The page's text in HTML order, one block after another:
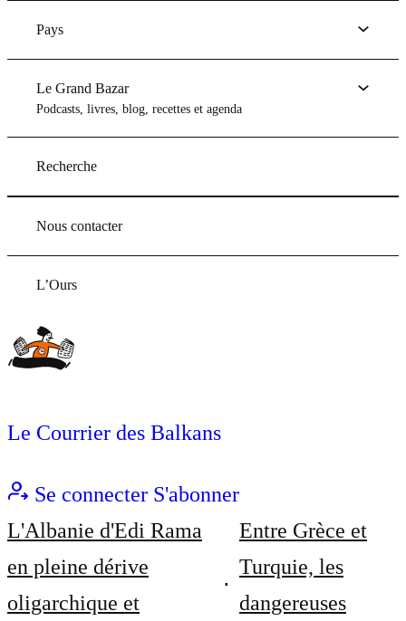
Pays
Le Grand Bazar
Podcasts, livres, blog, recettes et agenda
Recherche
Nous contacter
L’Ours
Le Courrier des Balkans
Se connecter S'abonner
L'Albanie d'Edi Rama
en pleine dérive
oligarchique et
Entre Grèce et
Turquie, les
dangereuses